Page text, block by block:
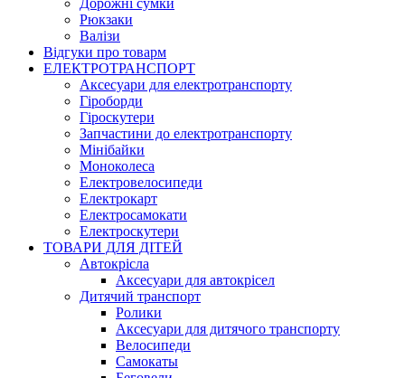
Дорожні сумки
Рюкзаки
Валізи
Відгуки про товарм
ЕЛЕКТРОТРАНСПОРТ
Аксесуари для електротранспорту
Гіроборди
Гіроскутери
Запчастини до електротранспорту
Мінібайки
Моноколеса
Електровелосипеди
Електрокарт
Електросамокати
Електроскутери
ТОВАРИ ДЛЯ ДІТЕЙ
Автокрісла
Аксесуари для автокрісел
Дитячий транспорт
Ролики
Аксесуари для дитячого транспорту
Велосипеди
Самокаты